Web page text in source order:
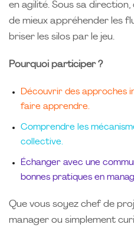
en agilité. Sous sa
de mieux appréhender les
briser les silos par le jeu.
Pourquoi participer ?
Découvrir des approches
faire apprendre.
Comprendre les
collective.
Échanger avec une
bonnes pratiques en
Que vous soyez chef de
manager ou simplement